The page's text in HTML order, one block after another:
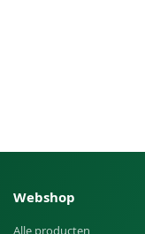
Webshop
Alle producten